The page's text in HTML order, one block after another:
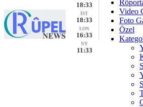
18:33
İST
18:33
LON
16:33
NY
11:33
Video
Foto
Özel